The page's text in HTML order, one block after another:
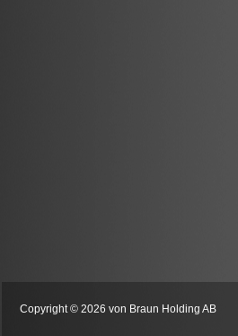
Copyright © 2026 von Braun Holding AB